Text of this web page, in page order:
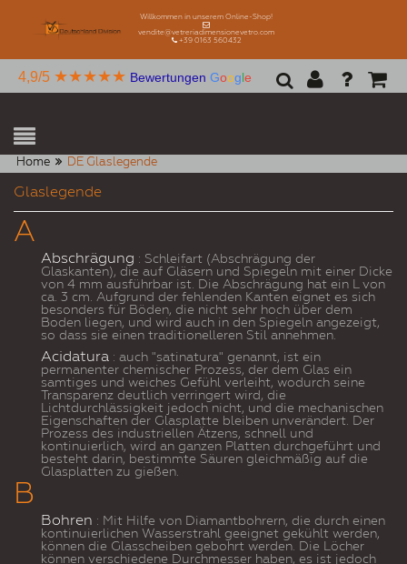
Willkommen in unserem Online-Shop!
vendite@vetreriadimensionevetro.com
+39 0163 560432
4,9/5 ★★★★★ Bewertungen Google
Home DE Glaslegende
Glaslegende
A
Abschrägung : Schleifart (Abschrägung der
Glaskanten), die auf Gläsern und Spiegeln mit einer Dicke
von 4 mm ausführbar ist. Die Abschrägung hat ein L von
ca. 3 cm. Aufgrund der fehlenden Kanten eignet es sich
besonders für Böden, die nicht sehr hoch über dem
Boden liegen, und wird auch in den Spiegeln angezeigt,
so dass sie einen traditionelleren Stil annehmen.
Acidatura : auch "satinatura" genannt, ist ein
permanenter chemischer Prozess, der dem Glas ein
samtiges und weiches Gefühl verleiht, wodurch seine
Transparenz deutlich verringert wird, die
Lichtdurchlässigkeit jedoch nicht, und die mechanischen
Eigenschaften der Glasplatte bleiben unverändert. Der
Prozess des industriellen Ätzens, schnell und
kontinuierlich, wird an ganzen Platten durchgeführt und
besteht darin, bestimmte Säuren gleichmäßig auf die
Glasplatten zu gießen.
B
Bohren : Mit Hilfe von Diamantbohrern, die durch einen
kontinuierlichen Wasserstrahl geeignet gekühlt werden,
können die Glasscheiben gebohrt werden. Die Löcher
können verschiedene Durchmesser haben, es ist jedoch